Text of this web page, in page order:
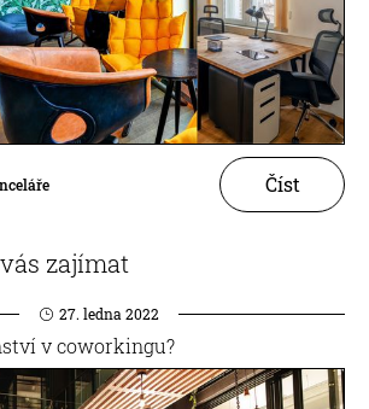
Číst
zajímat
27. ledna 2022
v coworkingu?